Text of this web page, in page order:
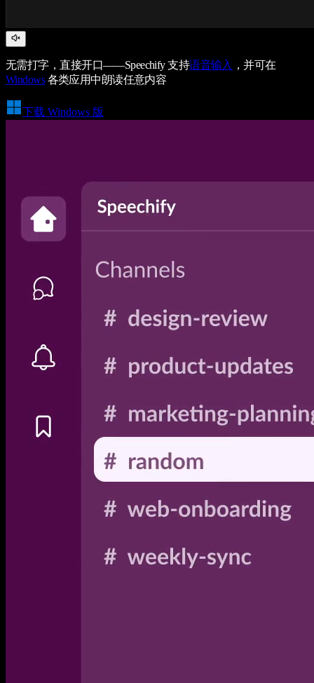
无需打字，直接开口——Speechify 支持语音输入 ，并可在
Windows各类应用中朗读任意内容
下载 Windows 版